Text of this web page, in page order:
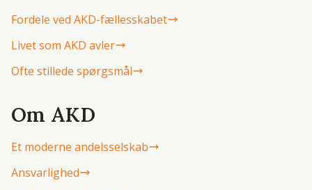
Fordele ved AKD-fællesskabet
Livet som AKD avler
Ofte stillede spørgsmål
Om AKD
Et moderne andelsselskab
Ansvarlighed